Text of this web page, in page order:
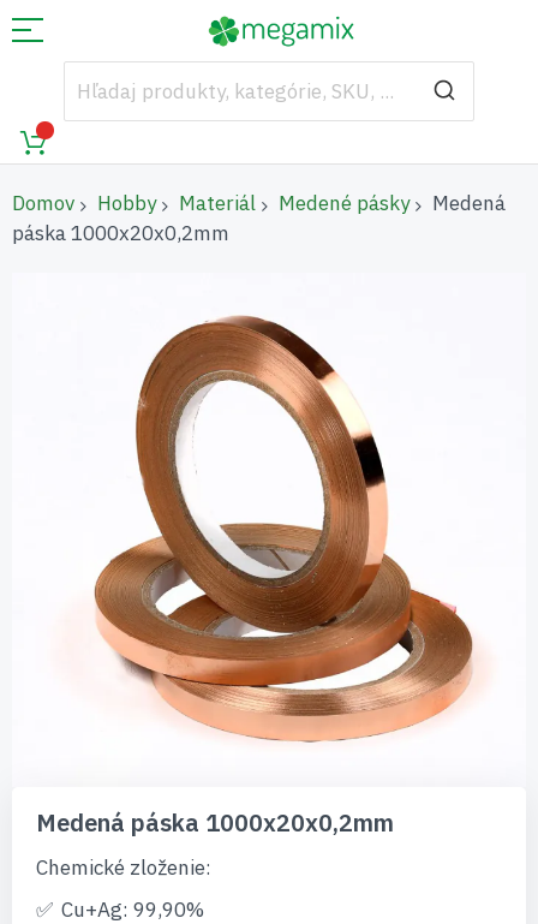
Domov Hobby Materiál Medené pásky
Medená
páska 1000x20x0,2mm
začiatok
galérie
obrázkov
Medená páska 1000x20x0,2mm
Chemické zloženie:
Cu+Ag: 99,90%